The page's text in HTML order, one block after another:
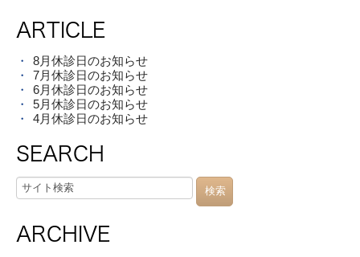
ARTICLE
8月休診日のお知らせ
7月休診日のお知らせ
6月休診日のお知らせ
5月休診日のお知らせ
4月休診日のお知らせ
SEARCH
ARCHIVE